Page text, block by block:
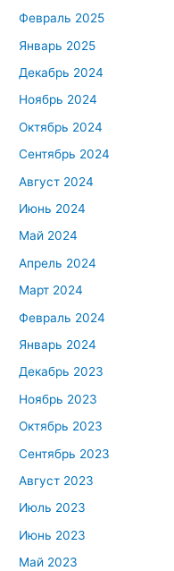
Февраль 2025
Январь 2025
Декабрь 2024
Ноябрь 2024
Октябрь 2024
Сентябрь 2024
Август 2024
Июнь 2024
Май 2024
Апрель 2024
Март 2024
Февраль 2024
Январь 2024
Декабрь 2023
Ноябрь 2023
Октябрь 2023
Сентябрь 2023
Август 2023
Июль 2023
Июнь 2023
Май 2023